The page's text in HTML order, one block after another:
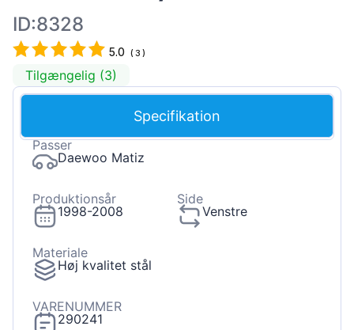
ID:8328
5.0 (3 )
Tilgængelig (3)
Specifikation
Passer
Daewoo Matiz
Produktionsår
1998-2008
Side
Venstre
Materiale
Høj kvalitet stål
VARENUMMER
290241